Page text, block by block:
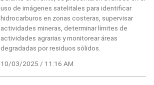
uso de imágenes satelitales para identificar
hidrocarburos en zonas costeras, supervisar
actividades mineras, determinar límites de
actividades agrarias y monitorear áreas
degradadas por residuos sólidos.
10/03/2025 / 11:16 AM